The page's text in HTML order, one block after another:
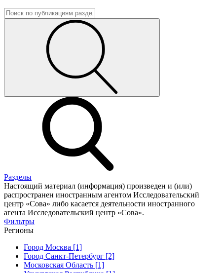
Разделы
Настоящий материал (информация) произведен и (или)
распространен иностранным агентом Исследовательский
центр «Сова» либо касается деятельности иностранного
агента Исследовательский центр «Сова».
Фильтры
Регионы
Город Москва [1]
Город Санкт-Петербург [2]
Московская Область [1]